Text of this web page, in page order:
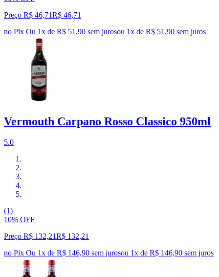
Preço R$ 46,71R$ 46,71
no Pix Ou 1x de R$ 51,90 sem jurosou 1x de R$ 51,90 sem juros
Vermouth Carpano Rosso Classico 950ml
5.0
(1)
10% OFF
Preço R$ 132,21R$ 132,21
no Pix Ou 1x de R$ 146,90 sem jurosou 1x de R$ 146,90 sem juros